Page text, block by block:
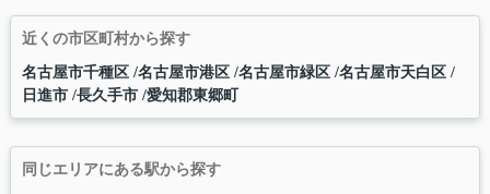
近くの市区町村から探す
名古屋市千種区 名古屋市港区 名古屋市緑区 名古屋市天白区
日進市 長久手市 愛知郡東郷町
同じエリアにある駅から探す